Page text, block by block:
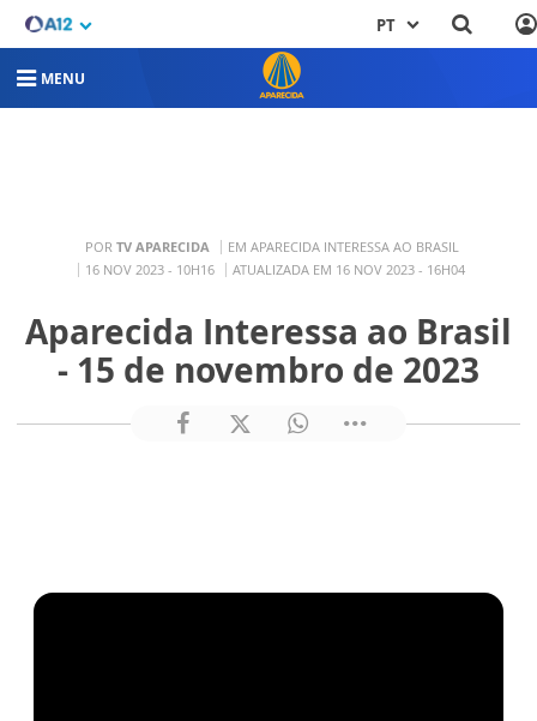
PT
MENU
POR TV APARECIDA
EM APARECIDA INTERESSA AO BRASIL
16 NOV 2023 - 10H16
ATUALIZADA EM 16 NOV 2023 - 16H04
Aparecida Interessa ao Brasil
- 15 de novembro de 2023